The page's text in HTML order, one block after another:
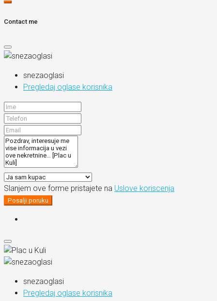
Contact me
snezaoglasi
Pregledaj oglase korisnika
Slanjem ove forme pristajete na Uslove koriscenja
Posalji poruku
snezaoglasi
Pregledaj oglase korisnika